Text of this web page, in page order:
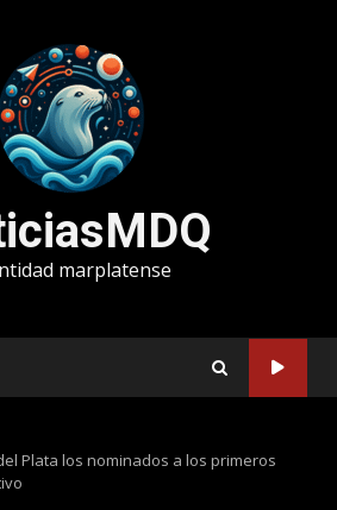
marplatense
Plata los nominados a los primeros